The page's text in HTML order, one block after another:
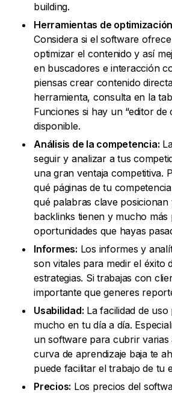
building.
Herramientas de
Considera si el software
optimizar el contenido y así
en buscadores e interacción
piensas crear contenido
herramienta, consulta en la
Funciones si hay un “editor de
disponible.
Análisis de la competencia:
seguir y analizar a tus
una gran ventaja competitiva.
qué páginas de tu
qué palabras clave
backlinks tienen y mucho más
oportunidades que hayas
Informes: Los informes y
son vitales para medir el éxito
estrategias. Si trabajas con
importante que generes
Usabilidad: La facilidad de
mucho en tu día a día.
un software para cubrir varias
curva de aprendizaje baja te
puede facilitar el trabajo de tu
Precios: Los precios del